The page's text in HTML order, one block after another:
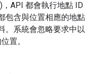
API 都會執行地點 ID
包含與位置相應的地點
。系統會忽略要求中以
置。